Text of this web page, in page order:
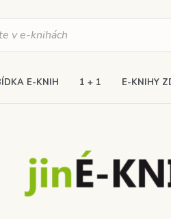
E-KNIH 1 + 1 E-KNIHY